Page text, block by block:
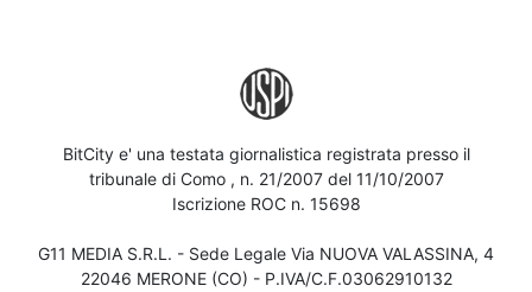
BitCity e' una testata giornalistica registrata presso il
tribunale di Como , n. 21/2007 del 11/10/2007
Iscrizione ROC n. 15698
G11 MEDIA S.R.L. - Sede Legale Via NUOVA VALASSINA, 4
22046 MERONE (CO) - P.IVA/C.F.03062910132